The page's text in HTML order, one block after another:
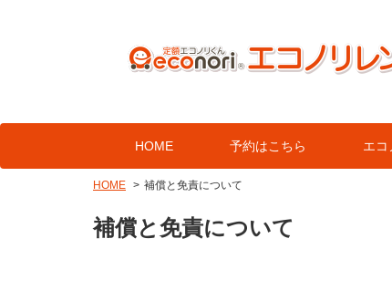
HOME 予約はこちら エコ
HOME 補償と免責について
補償と免責について